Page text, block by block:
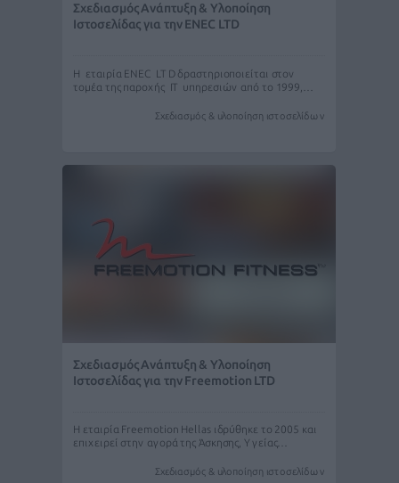
Σχεδιασμός Ανάπτυξη & Υλοποίηση
Ιστοσελίδας για την ENEC LTD
Η εταιρία ENEC LTD δραστηριοποιείται στον
τομέα της παροχής ΙΤ υπηρεσιών από το 1999,…
Σχεδιασμός & υλοποίηση ιστοσελίδων
Σχεδιασμός Ανάπτυξη & Υλοποίηση
Ιστοσελίδας για την Freemotion LTD
Η εταιρία Freemotion Hellas ιδρύθηκε το 2005 και
επιχειρεί στην αγορά της Άσκησης, Υγείας…
Σχεδιασμός & υλοποίηση ιστοσελίδων